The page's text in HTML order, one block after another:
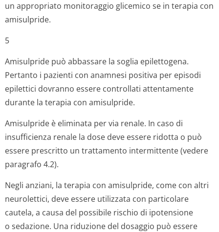
un appropriato monitoraggio glicemico se in terapia con
amisulpride.
5
Amisulpride può abbassare la soglia epilettogena.
Pertanto i pazienti con anamnesi positiva per episodi
epilettici dovranno essere controllati attentamente
durante la terapia con amisulpride.
Amisulpride è eliminata per via renale. In caso di
insufficienza renale la dose deve essere ridotta o può
essere prescritto un trattamento intermittente (vedere
paragrafo 4.2).
Negli anziani, la terapia con amisulpride, come con altri
neurolettici, deve essere utilizzata con particolare
cautela, a causa del possibile rischio di ipotensione
o sedazione. Una riduzione del dosaggio può essere